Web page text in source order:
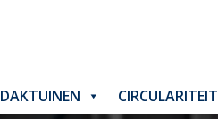
DAKTUINEN CIRCULARITEIT